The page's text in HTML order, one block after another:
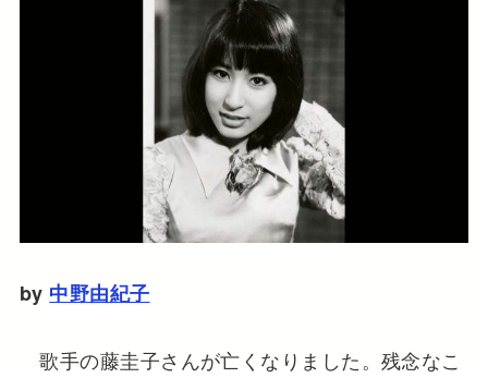
by 中野由紀子
歌手の藤圭子さんが亡くなりました。残念なこ